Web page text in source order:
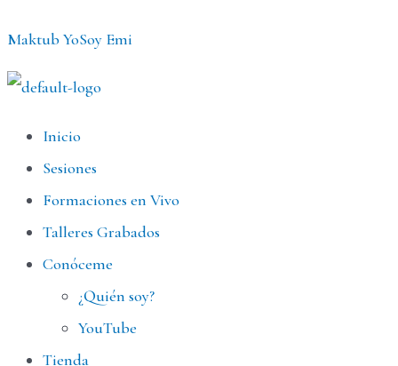
contenido
Maktub YoSoy Emi
MenúInicio
Sesiones
Formaciones en Vivo
Talleres Grabados
Conóceme
¿Quién soy?
YouTube
Tienda